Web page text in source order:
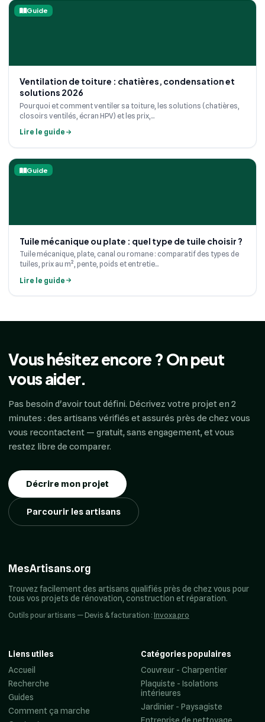
Guide
Ventilation de toiture : chatières, condensation et
solutions 2026
Pourquoi et comment ventiler sa toiture, les solutions (chatières,
closoirs ventilés, écran HPV) et les prix,...
Lire le guide
Guide
Tuile mécanique ou plate : quel type de tuile choisir ?
Tuile mécanique, plate, canal ou romane : comparatif des types de
tuiles, prix au m², pente, poids et entretie...
Lire le guide
Vous hésitez encore ? On peut
vous aider.
Pas besoin d'avoir tout défini. Décrivez votre projet en 2
minutes : des artisans vérifiés et assurés près de chez vous
vous recontactent — gratuit, sans engagement, et vous
restez libre de comparer.
Décrire mon projet
Parcourir les artisans
MesArtisans.org
Trouvez facilement des artisans qualifiés près de chez vous pour
tous vos projets de rénovation, construction et réparation.
Outils pour artisans — Devis & facturation : Invoxa.pro
Liens utiles
Accueil
Recherche
Guides
Comment ça marche
Catégories populaires
Couvreur - Charpentier
Plaquiste - Isolations
intérieures
Jardinier - Paysagiste
Entreprise de nettoyage